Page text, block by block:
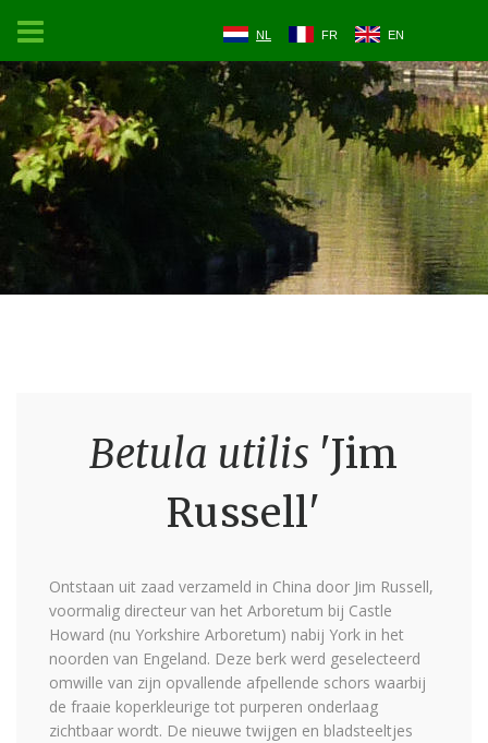
NL FR EN
Betula utilis 'Jim
Russell'
Ontstaan uit zaad verzameld in China door Jim Russell,
voormalig directeur van het Arboretum bij Castle
Howard (nu Yorkshire Arboretum) nabij York in het
noorden van Engeland. Deze berk werd geselecteerd
omwille van zijn opvallende afpellende schors waarbij
de fraaie koperkleurige tot purperen onderlaag
zichtbaar wordt. De nieuwe twijgen en bladsteeltjes